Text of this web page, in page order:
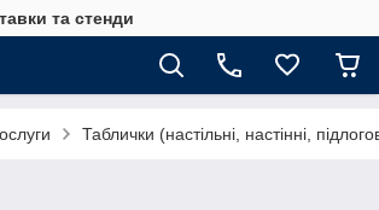
та стенди
Таблички (настільні, настінні,